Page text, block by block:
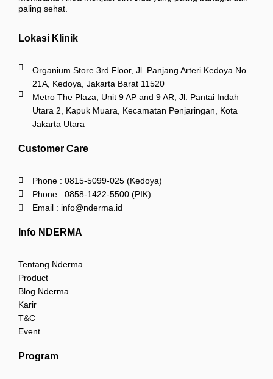
paling sehat.
Lokasi Klinik
Organium Store 3rd Floor, Jl. Panjang Arteri Kedoya No.
21A, Kedoya, Jakarta Barat 11520
Metro The Plaza, Unit 9 AP and 9 AR, Jl. Pantai Indah
Utara 2, Kapuk Muara, Kecamatan Penjaringan, Kota
Jakarta Utara
Customer Care
Phone : 0815-5099-025 (Kedoya)
Phone : 0858-1422-5500 (PIK)
Email : info@nderma.id
Info NDERMA
Tentang Nderma
Product
Blog Nderma
Karir
T&C
Event
Program